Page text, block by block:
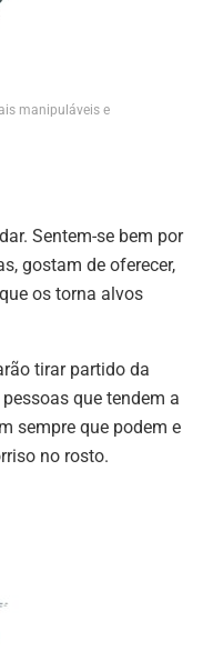
manipuláveis e
Sentem-se bem por
gostam de oferecer,
os torna alvos
tirar partido da
que tendem a
sempre que podem e
no rosto.